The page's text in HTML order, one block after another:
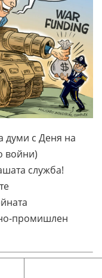
думи с Деня на
войни)
служба!
промишлен